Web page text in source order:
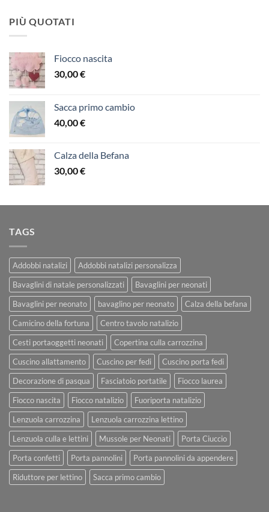
PIÙ QUOTATI
Fiocco nascita
30,00€
Sacca primo cambio
40,00€
Calza della Befana
30,00€
TAGS
Addobbi natalizi
Addobbi natalizi personalizza
Bavaglini di natale personalizzati
Bavaglini per neonati
Bavaglini per neonato
bavaglino per neonato
Calza della befana
Camicino della fortuna
Centro tavolo natalizio
Cesti portaoggetti neonati
Copertina culla carrozzina
Cuscino allattamento
Cuscino per fedi
Cuscino porta fedi
Decorazione di pasqua
Fasciatoio portatile
Fiocco laurea
Fiocco nascita
Fiocco natalizio
Fuoriporta natalizio
Lenzuola carrozzina
Lenzuola carrozzina lettino
Lenzuola culla e lettini
Mussole per Neonati
Porta Ciuccio
Porta confetti
Porta pannolini
Porta pannolini da appendere
Riduttore per lettino
Sacca primo cambio